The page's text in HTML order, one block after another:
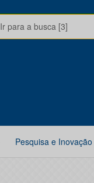
Ir para a busca [3]
Pesquisa e Inovação